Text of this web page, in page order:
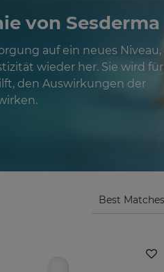
von Sesderma
auf ein neues Niveau,
wieder her. Sie wird für
den Auswirkungen der